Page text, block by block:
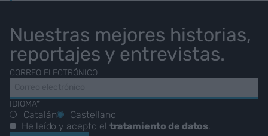
Nuestras mejores historias,
reportajes y entrevistas.
CORREO ELECTRÓNICO
IDIOMA*
Catalán
Castellano
He leído y acepto el tratamiento de datos.